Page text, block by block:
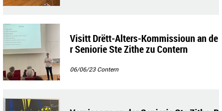
Visitt Drëtt-Alters-Kommissioun an de
r Seniorie Ste Zithe zu Contern
06/06/23Contern